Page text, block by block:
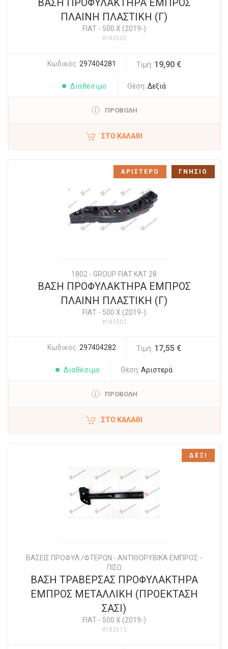
ΒΑΣΗ ΠΡΟΦΥΛΑΚΤΗΡΑ ΕΜΠΡΟΣ
ΠΛΑΙΝΗ ΠΛΑΣΤΙΚΗ (Γ)
FIAT- 500 X (2019-)
#183500
Κωδικός: 297404281 Τιμή: 19,90 €
Διαθέσιμο Θέση: Δεξιά
ΠΡΟΒΟΛΗ
ΣΤΟ ΚΑΛΆΘΙ
1802 - GROUP FIAT KAT 28
ΒΑΣΗ ΠΡΟΦΥΛΑΚΤΗΡΑ ΕΜΠΡΟΣ
ΠΛΑΙΝΗ ΠΛΑΣΤΙΚΗ (Γ)
FIAT- 500 X (2019-)
#183502
Κωδικός: 297404282 Τιμή: 17,55 €
Διαθέσιμο Θέση: Αριστερά
ΠΡΟΒΟΛΗ
ΣΤΟ ΚΑΛΆΘΙ
ΑΡΙΣΤΕΡΟ ΓΝΗΣΙΟ
ΒΑΣΕΙΣ ΠΡΟΦΥΛ./ΦΤΕΡΩΝ - ΑΝΤΙΘΟΡΥΒΙΚΑ ΕΜΠΡΟΣ -
ΠΙΣΩ
ΒΑΣΗ ΤΡΑΒΕΡΣΑΣ ΠΡΟΦΥΛΑΚΤΗΡΑ
ΕΜΠΡΟΣ ΜΕΤΑΛΛΙΚΗ (ΠΡΟΕΚΤΑΣΗ
ΣΑΣΙ)
FIAT- 500 X (2019-)
#182613
ΔΕΞΙ